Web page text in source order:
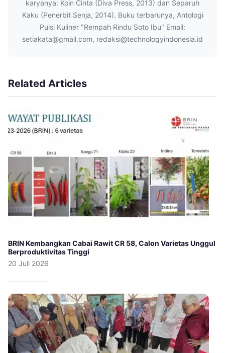
karyanya: Koin Cinta (Diva Press, 2013) dan Separuh
Kaku (Penerbit Senja, 2014). Buku terbarunya, Antologi
Puisi Kuliner "Rempah Rindu Soto Ibu" Email:
setiakata@gmail.com, redaksi@technologyindonesia.id
Related Articles
BRIN Kembangkan Cabai Rawit CR 58, Calon Varietas Unggul
Berproduktivitas Tinggi
20 Juli 2026